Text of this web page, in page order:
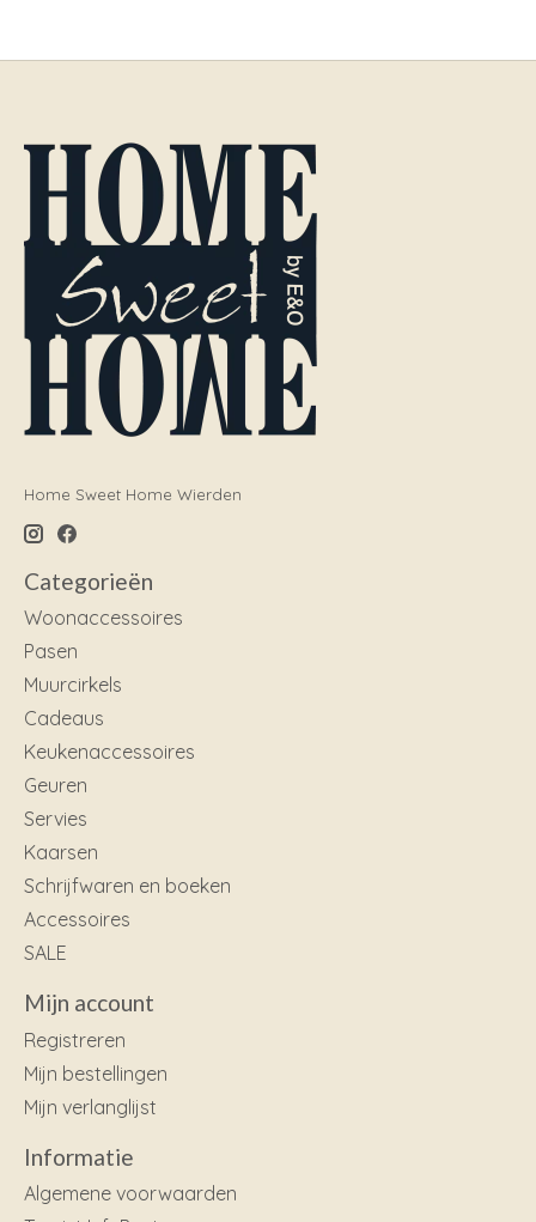
Home Sweet Home Wierden
Categorieën
Woonaccessoires
Pasen
Muurcirkels
Cadeaus
Keukenaccessoires
Geuren
Servies
Kaarsen
Schrijfwaren en boeken
Accessoires
SALE
Mijn account
Registreren
Mijn bestellingen
Mijn verlanglijst
Informatie
Algemene voorwaarden